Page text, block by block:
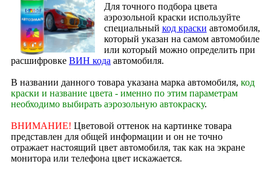
Для точного подбора цвета
аэрозольной краски используйте
специальный код краски автомобиля,
который указан на самом автомобиле
или который можно определить при
расшифровке ВИН кода автомобиля.
В названии данного товара указана марка автомобиля, код
краски и название цвета - именно по этим параметрам
необходимо выбирать аэрозольную автокраску.
ВНИМАНИЕ! Цветовой оттенок на картинке товара
представлен для общей информации и он не точно
отражает настоящий цвет автомобиля, так как на экране
монитора или телефона цвет искажается.